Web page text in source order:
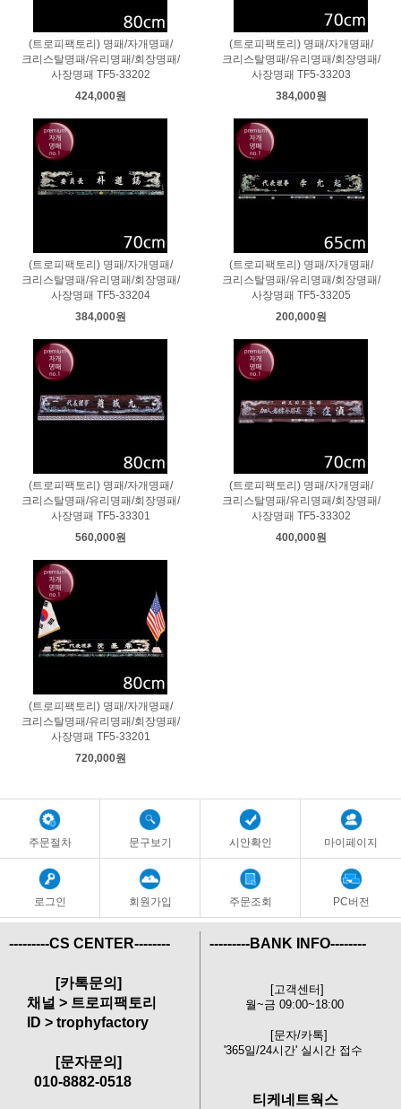
(트로피팩토리) 명패/자개명패/
크리스탈명패/유리명패/회장명패/
사장명패 TF5-33202
424,000원
(트로피팩토리) 명패/자개명패/
크리스탈명패/유리명패/회장명패/
사장명패 TF5-33203
384,000원
(트로피팩토리) 명패/자개명패/
크리스탈명패/유리명패/회장명패/
사장명패 TF5-33204
384,000원
(트로피팩토리) 명패/자개명패/
크리스탈명패/유리명패/회장명패/
사장명패 TF5-33205
200,000원
(트로피팩토리) 명패/자개명패/
크리스탈명패/유리명패/회장명패/
사장명패 TF5-33301
560,000원
(트로피팩토리) 명패/자개명패/
크리스탈명패/유리명패/회장명패/
사장명패 TF5-33302
400,000원
(트로피팩토리) 명패/자개명패/
크리스탈명패/유리명패/회장명패/
사장명패 TF5-33201
720,000원
주문절차 문구보기 시안확인 마이페이지
로그인 회원가입 주문조회 PC버전
---------CS CENTER--------
[카톡문의]
채널 > 트로피팩토리
ID > trophyfactory
[문자문의]
010-8882-0518
---------BANK INFO--------
[고객센터]
월~금 09:00~18:00
[문자/카톡]
'365일/24시간' 실시간 접수
티케네트웍스